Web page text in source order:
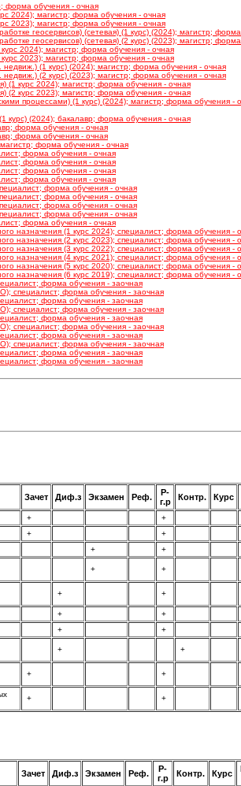
форма обучения - очная
2024); магистр; форма обучения - очная
2023); магистр; форма обучения - очная
геосервисов) (сетевая) (1 курс) (2024); магистр;
геосервисов) (сетевая) (2 курс) (2023); магистр;
2024); магистр; форма обучения - очная
2023); магистр; форма обучения - очная
(1 курс) (2024); магистр; форма обучения - очная
(2 курс) (2023); магистр; форма обучения - очная
(1 курс 2024); магистр; форма обучения - очная
(2 курс 2023); магистр; форма обучения - очная
процессами) (1 курс) (2024); магистр; форма обучения -
курс) (2024); бакалавр; форма обучения - очная
форма обучения - очная
форма обучения - очная
форма обучения - очная
форма обучения - очная
форма обучения - очная
форма обучения - очная
форма обучения - очная
форма обучения - очная
форма обучения - очная
форма обучения - очная
форма обучения - очная
форма обучения - очная
назначения (1 курс 2024); специалист; форма обучения -
назначения (2 курс 2023); специалист; форма обучения -
назначения (3 курс 2022); специалист; форма обучения -
назначения (4 курс 2021); специалист; форма обучения -
назначения (5 курс 2020); специалист; форма обучения -
назначения (6 курс 2019); специалист; форма обучения -
форма обучения - заочная
специалист; форма обучения - заочная
форма обучения - заочная
специалист; форма обучения - заочная
форма обучения - заочная
специалист; форма обучения - заочная
форма обучения - заочная
специалист; форма обучения - заочная
форма обучения - заочная
форма обучения - заочная
Зачет Диф.з Экзамен Реф.
Р-
г.р
Контр. Курс
+ +
+ +
+ +
+ +
+ +
+ +
+ +
+ +
+ +
+ +
Зачет Диф.з Экзамен Реф.
Р-
г.р
Контр. Курс